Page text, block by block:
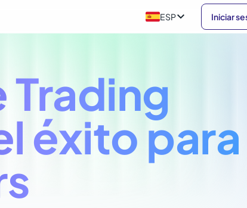
ESP Iniciar
éxito para